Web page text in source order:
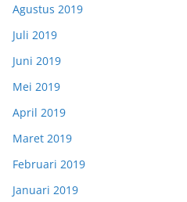
Agustus 2019
Juli 2019
Juni 2019
Mei 2019
April 2019
Maret 2019
Februari 2019
Januari 2019